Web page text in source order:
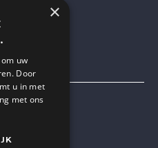
VZW
×
uw
Door
u in met
met ons